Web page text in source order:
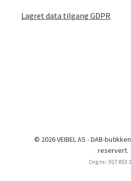
Lagret data tilgang GDPR
© 2026 VEIBEL AS - DAB-
reservert.
Org nr.: 917 853